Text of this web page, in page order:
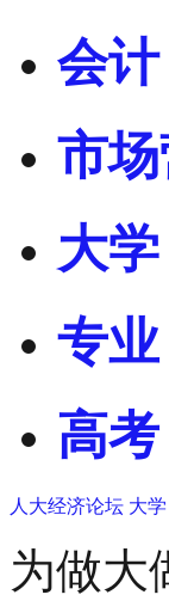
会计
市
大学
专业
高考
人大经济论坛 大学
为做大